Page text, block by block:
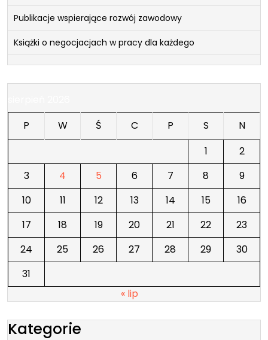
Publikacje wspierające rozwój zawodowy
Książki o negocjacjach w pracy dla każdego
P
W Ś C P S
N
1
2
3
4 5 6 7 8
9
10
11 12 13 14 15
16
17
18 19 20 21 22
23
24
25 26 27 28 29
30
31
« lip
Kategorie